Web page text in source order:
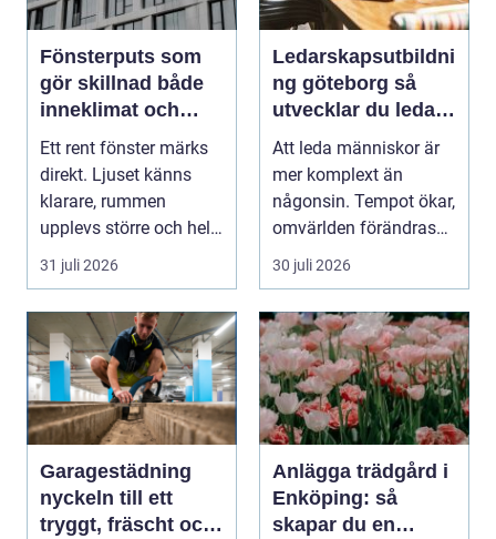
Fönsterputs som
gör skillnad både
inneklimat och
utsikt
Ett rent fönster märks
direkt. Ljuset känns
klarare, rummen
upplevs större och hela
hemmet eller kon...
31 juli 2026
Ledarskapsutbildni
ng göteborg så
utvecklar du ledare
som håller i
längden
Att leda människor är
mer komplext än
någonsin. Tempot ökar,
omvärlden förändras
snabbt och medarbet...
30 juli 2026
Garagestädning
nyckeln till ett
tryggt, fräscht och
Anlägga trädgård i
Enköping: så
skapar du en